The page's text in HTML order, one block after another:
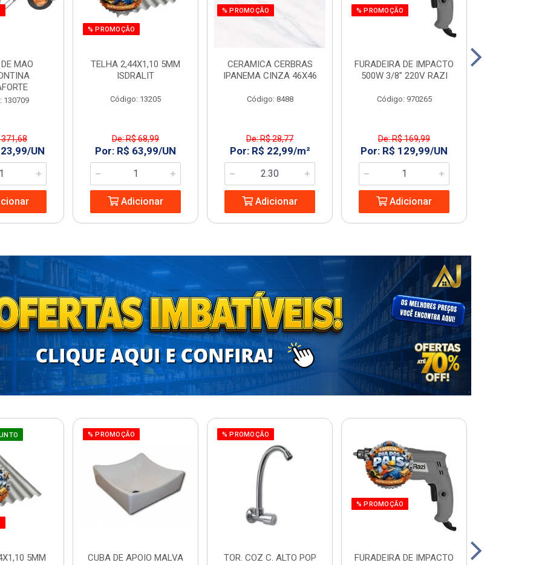
MAO
130709
371,68
UN
% PROMOÇÃO
TELHA 2,44X1,10 5MM
ISDRALIT
Código: 13205
De: R$ 68,99
Por: R$ 63,99/UN
Adicionar
% PROMOÇÃO
CERAMICA CERBRAS
IPANEMA CINZA 46X46
Código: 8488
De: R$ 28,77
Por: R$ 22,99/m²
Adicionar
% PROMOÇÃO
FURADEIRA DE IMPACTO
500W 3/8” 220V RAZI
Código: 970265
De: R$ 169,99
Por: R$ 129,99/UN
Adicionar
5MM
% PROMOÇÃO
CUBA DE APOIO MALVA
% PROMOÇÃO
TOR. COZ C. ALTO POP
% PROMOÇÃO
FURADEIRA DE IMPACTO